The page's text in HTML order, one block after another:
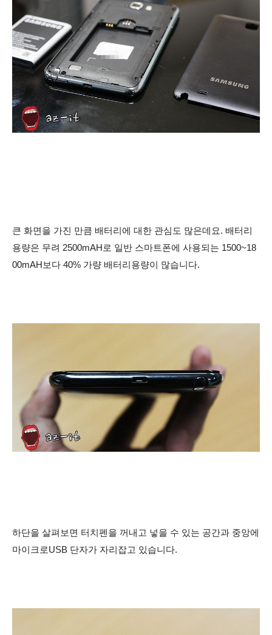
큰 화면을 가진 만큼 배터리에 대한 관심도 많은데요. 배터리
용량은 무려 2500mAH로 일반 스마트폰에 사용되는 1500~18
00mAH보다 40% 가량 배터리용량이 많습니다.
하단을 살펴보면 터치펜을 꺼내고 넣을 수 있는 공간과 중앙에
마이크로USB 단자가 자리잡고 있습니다.